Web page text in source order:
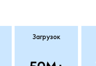
Загрузок